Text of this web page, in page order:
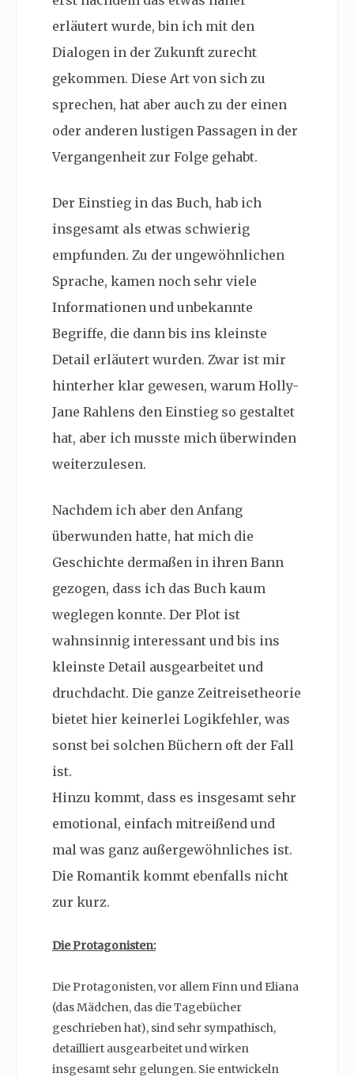
erläutert wurde, bin ich mit den
Dialogen in der Zukunft zurecht
gekommen. Diese Art von sich zu
sprechen, hat aber auch zu der einen
oder anderen lustigen Passagen in der
Vergangenheit zur Folge gehabt.
Der Einstieg in das Buch, hab ich
insgesamt als etwas schwierig
empfunden. Zu der ungewöhnlichen
Sprache, kamen noch sehr viele
Informationen und unbekannte
Begriffe, die dann bis ins kleinste
Detail erläutert wurden. Zwar ist mir
hinterher klar gewesen, warum Holly-
Jane Rahlens den Einstieg so gestaltet
hat, aber ich musste mich überwinden
weiterzulesen.
Nachdem ich aber den Anfang
überwunden hatte, hat mich die
Geschichte dermaßen in ihren Bann
gezogen, dass ich das Buch kaum
weglegen konnte. Der Plot ist
wahnsinnig interessant und bis ins
kleinste Detail ausgearbeitet und
druchdacht. Die ganze Zeitreisetheorie
bietet hier keinerlei Logikfehler, was
sonst bei solchen Büchern oft der Fall
ist.
Hinzu kommt, dass es insgesamt sehr
emotional, einfach mitreißend und
mal was ganz außergewöhnliches ist.
Die Romantik kommt ebenfalls nicht
zur kurz.
Die Protagonisten:
Die Protagonisten, vor allem Finn und Eliana
(das Mädchen, das die Tagebücher
geschrieben hat), sind sehr sympathisch,
detailliert ausgearbeitet und wirken
insgesamt sehr gelungen. Sie entwickeln